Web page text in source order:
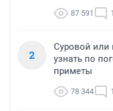
87 591
2
Суровой или
узнать по
приметы
78 344